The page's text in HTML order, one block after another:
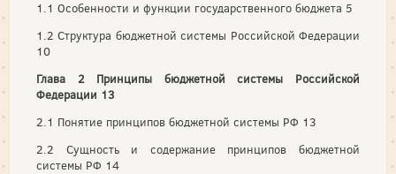
1.1 Особенности и функции государственного бюджета 5
1.2 Структура бюджетной системы Российской Федерации
10
Глава 2 Принципы бюджетной системы Российской
Федерации 13
2.1 Понятие принципов бюджетной системы РФ 13
2.2 Сущность и содержание принципов бюджетной
системы РФ 14